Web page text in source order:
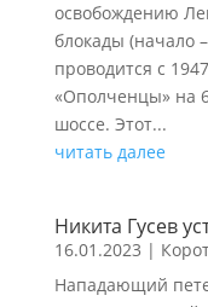
освобождению
блокады (начало
проводится с
«Ополченцы» на
шоссе. Этот...
читать далее
Никита Гусев
16.01.2023 |
Нападающий